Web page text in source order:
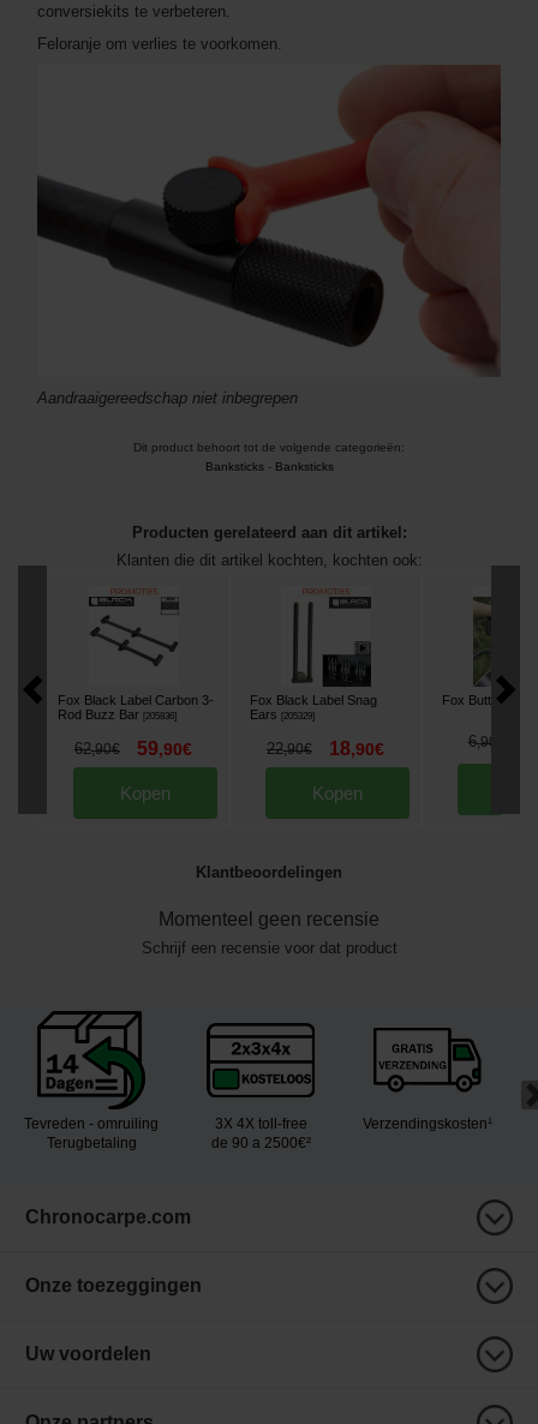
conversiekits te verbeteren.
Feloranje om verlies te voorkomen.
Aandraaigereedschap niet inbegrepen
Dit product behoort tot de volgende categorieën:
Banksticks- Banksticks
Producten gerelateerd aan dit artikel:
Klanten die dit artikel kochten, kochten ook:
Fox Black Label Carbon 3-
Rod Buzz Bar [205836]
62,90€ 59,90€
Kopen
Fox Black Label Snag
Ears
[205329]
22,90€ 18,90€
Kopen
Fox Butt Grip
6,90
Klantbeoordelingen
Momenteel geen recensie
Schrijf een recensie voor dat product
Tevreden - omruiling
Terugbetaling
3X 4X toll-free
de 90 a 2500€²
Verzendingskosten¹
Chronocarpe.com
Onze toezeggingen
Uw voordelen